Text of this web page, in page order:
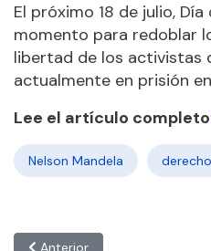
El próximo 18 de julio,
momento para redoblar
libertad de los activistas
actualmente en prisión
Lee el artículo
Nelson Mandela
Artículo anterior: De la crisis